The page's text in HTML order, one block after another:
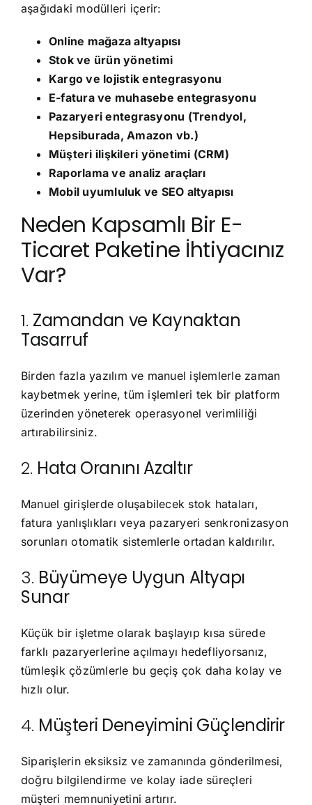
aşağıdaki modülleri içerir:
Online mağaza altyapısı
Stok ve ürün yönetimi
Kargo ve lojistik entegrasyonu
E-fatura ve muhasebe entegrasyonu
Pazaryeri entegrasyonu (Trendyol,
Hepsiburada, Amazon vb.)
Müşteri ilişkileri yönetimi (CRM)
Raporlama ve analiz araçları
Mobil uyumluluk ve SEO altyapısı
Neden Kapsamlı Bir E-
Ticaret Paketine İhtiyacınız
Var?
1. Zamandan ve Kaynaktan
Tasarruf
Birden fazla yazılım ve manuel işlemlerle zaman
kaybetmek yerine, tüm işlemleri tek bir platform
üzerinden yöneterek operasyonel verimliliği
artırabilirsiniz.
2. Hata Oranını Azaltır
Manuel girişlerde oluşabilecek stok hataları,
fatura yanlışlıkları veya pazaryeri senkronizasyon
sorunları otomatik sistemlerle ortadan kaldırılır.
3. Büyümeye Uygun Altyapı
Sunar
Küçük bir işletme olarak başlayıp kısa sürede
farklı pazaryerlerine açılmayı hedefliyorsanız,
tümleşik çözümlerle bu geçiş çok daha kolay ve
hızlı olur.
4. Müşteri Deneyimini Güçlendirir
Siparişlerin eksiksiz ve zamanında gönderilmesi,
doğru bilgilendirme ve kolay iade süreçleri
müşteri memnuniyetini artırır.